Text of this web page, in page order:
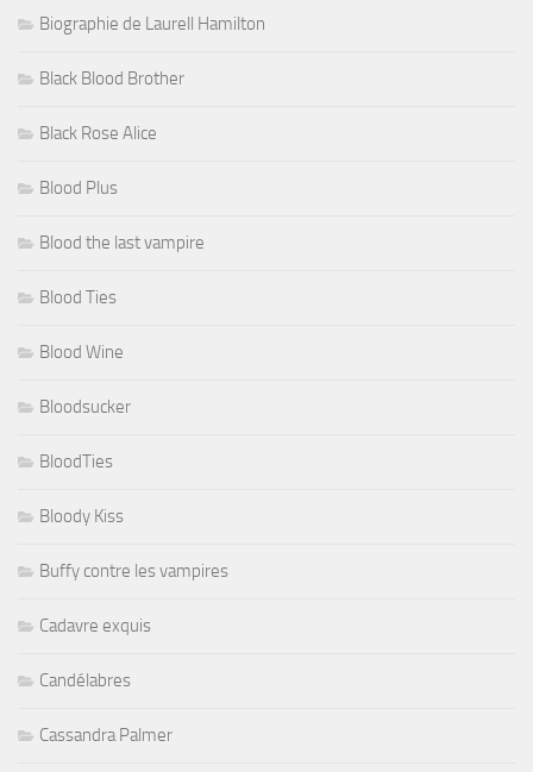
Biographie de Laurell Hamilton
Black Blood Brother
Black Rose Alice
Blood Plus
Blood the last vampire
Blood Ties
Blood Wine
Bloodsucker
BloodTies
Bloody Kiss
Buffy contre les vampires
Cadavre exquis
Candélabres
Cassandra Palmer